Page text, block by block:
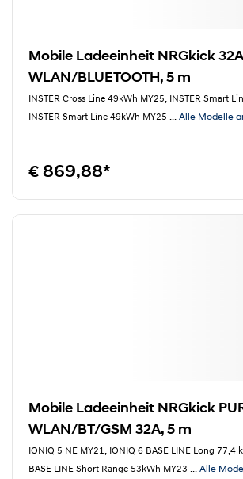
Mobile Ladeeinheit NRGkick 32A
WLAN/BLUETOOTH, 5 m
INSTER Cross Line 49kWh MY25, INSTER Smart
INSTER Smart Line 49kWh MY25 ... Alle Modelle
€ 869,88*
Mobile Ladeeinheit NRGkick
WLAN/BT/GSM 32A, 5 m
IONIQ 5 NE MY21, IONIQ 6 BASE LINE Long 77,4
BASE LINE Short Range 53kWh MY23 ... Alle